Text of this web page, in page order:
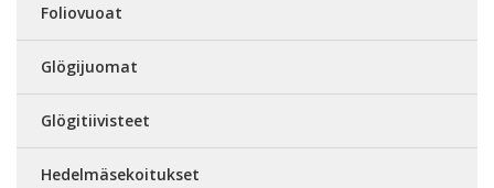
Foliovuoat
Glögijuomat
Glögitiivisteet
Hedelmäsekoitukset